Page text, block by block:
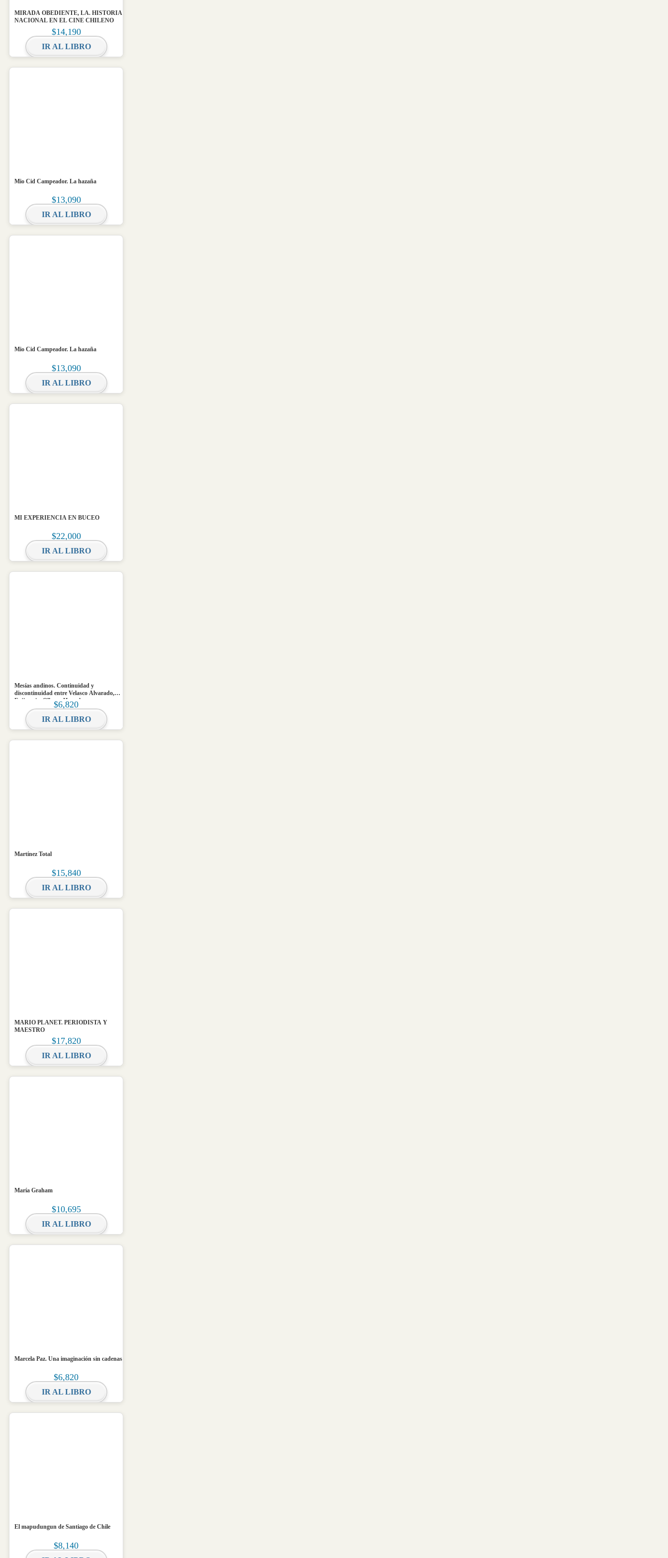
MIRADA OBEDIENTE, LA. HISTORIA
NACIONAL EN EL CINE CHILENO
$14,190
IR AL LIBRO
Mio Cid Campeador. La hazaña
$13,090
IR AL LIBRO
Mio Cid Campeador. La hazaña
$13,090
IR AL LIBRO
MI EXPERIENCIA EN BUCEO
$22,000
IR AL LIBRO
Mesías andinos. Continuidad y
discontinuidad entre Velasco Alvarado,
Fujimori y Ollanta Humala
$6,820
IR AL LIBRO
Martínez Total
$15,840
IR AL LIBRO
MARIO PLANET. PERIODISTA Y
MAESTRO
$17,820
IR AL LIBRO
María Graham
$10,695
IR AL LIBRO
Marcela Paz. Una imaginación sin cadenas
$6,820
IR AL LIBRO
El mapudungun de Santiago de Chile
$8,140